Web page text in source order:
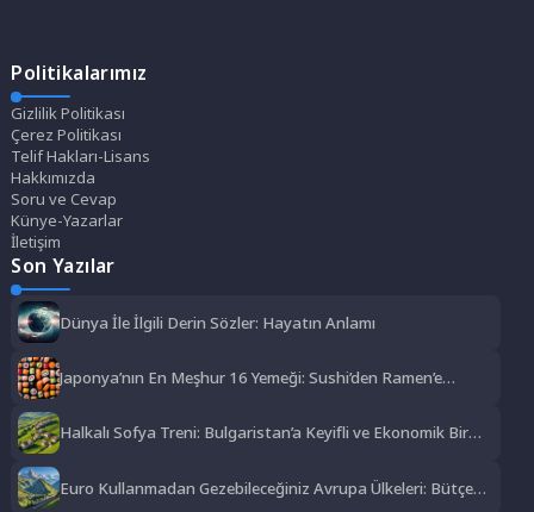
Politikalarımız
Gizlilik Politikası
Çerez Politikası
Telif Hakları-Lisans
Hakkımızda
Soru ve Cevap
Künye-Yazarlar
İletişim
Son Yazılar
Dünya İle İlgili Derin Sözler: Hayatın Anlamı
Japonya’nın En Meşhur 16 Yemeği: Sushi’den Ramen’e
Halkalı Sofya Treni: Bulgaristan’a Keyifli ve Ekonomik Bir
Euro Kullanmadan Gezebileceğiniz Avrupa Ülkeleri: Bütçe